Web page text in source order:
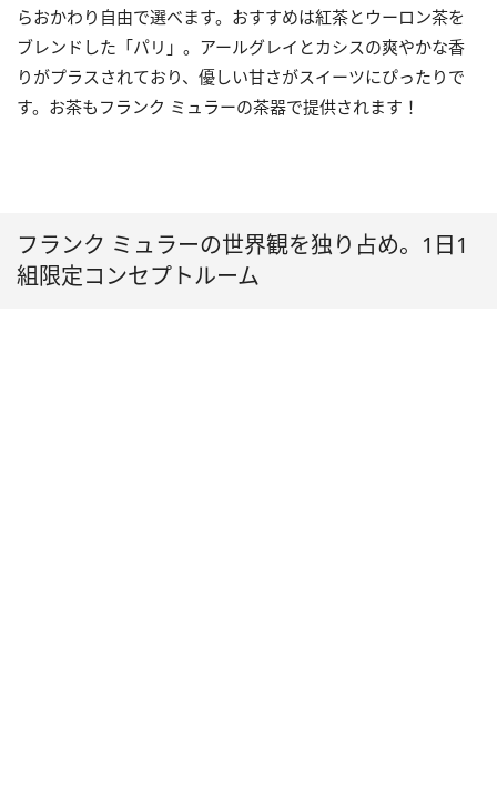
らおかわり自由で選べます。おすすめは紅茶とウーロン茶を
ブレンドした「パリ」。アールグレイとカシスの爽やかな香
りがプラスされており、優しい甘さがスイーツにぴったりで
す。お茶もフランク ミュラーの茶器で提供されます！
フランク ミュラーの世界観を独り占め。1日1
組限定コンセプトルーム